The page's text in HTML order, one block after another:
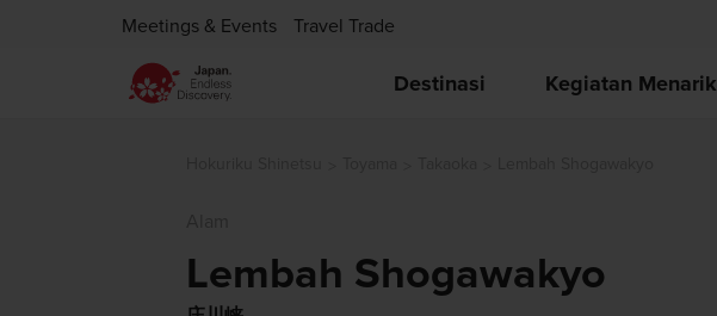
Meetings & Events Travel Trade
Destinasi Kegiatan Menarik
Lembah Shogawakyo